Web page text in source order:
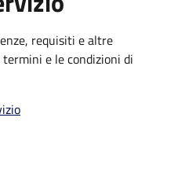
requisiti e altre
e le condizioni di